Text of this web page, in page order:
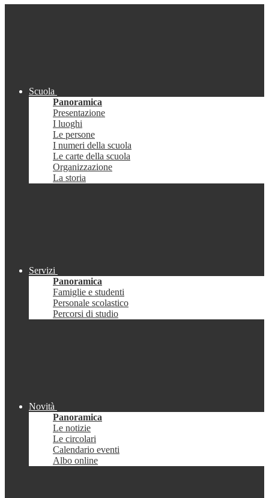
Scuola
Panoramica
Presentazione
I luoghi
Le persone
I numeri della scuola
Le carte della scuola
Organizzazione
La storia
Servizi
Panoramica
Famiglie e studenti
Personale scolastico
Percorsi di studio
Novità
Panoramica
Le notizie
Le circolari
Calendario eventi
Albo online